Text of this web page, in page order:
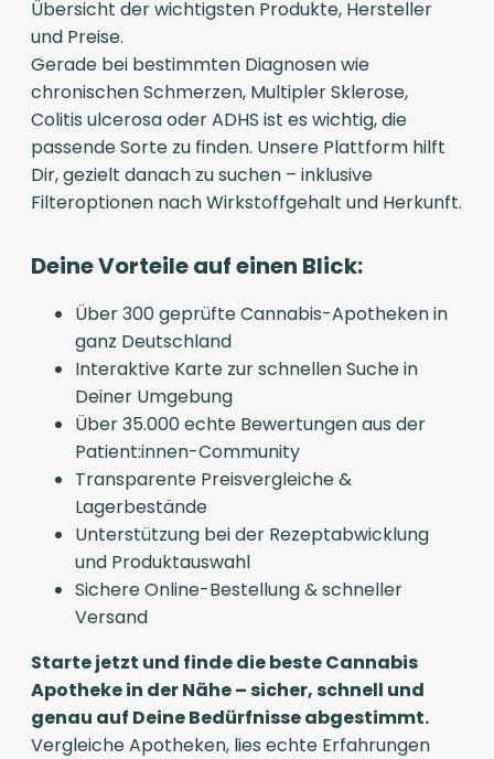
Übersicht der wichtigsten Produkte, Hersteller
und Preise.
Gerade bei bestimmten Diagnosen wie
chronischen Schmerzen, Multipler Sklerose,
Colitis ulcerosa oder ADHS ist es wichtig, die
passende Sorte zu finden. Unsere Plattform hilft
Dir, gezielt danach zu suchen – inklusive
Filteroptionen nach Wirkstoffgehalt und Herkunft.
Deine Vorteile auf einen Blick:
Über 300 geprüfte Cannabis-Apotheken in
ganz Deutschland
Interaktive Karte zur schnellen Suche in
Deiner Umgebung
Über 35.000 echte Bewertungen aus der
Patient:innen-Community
Transparente Preisvergleiche &
Lagerbestände
Unterstützung bei der Rezeptabwicklung
und Produktauswahl
Sichere Online-Bestellung & schneller
Versand
Starte jetzt und finde die beste Cannabis
Apotheke in der Nähe – sicher, schnell und
genau auf Deine Bedürfnisse abgestimmt.
Vergleiche Apotheken, lies echte Erfahrungen